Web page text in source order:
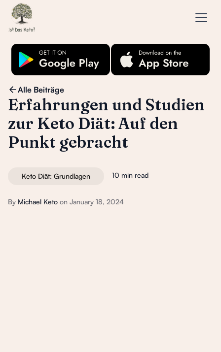
Alle Beiträge
Erfahrungen und Studien
zur Keto Diät: Auf den
Punkt gebracht
Keto Diät: Grundlagen 10 min read
By Michael Keto on January 18, 2024